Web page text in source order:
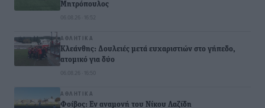
Μητρόπουλος
06.08.26 · 16:52
ΑΘΛΗΤΙΚΆ
Κλεάνθης: Δουλειές μετά ευχαριστιών στο γήπεδο,
ατομικό για δύο
06.08.26 · 16:50
ΑΘΛΗΤΙΚΆ
Φοίβος: Εν αναμονή του Νίκου Λαζίδη